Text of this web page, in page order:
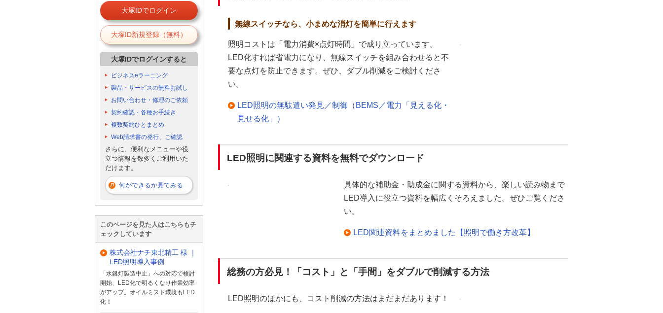
無線スイッチなら、小まめな消灯を簡単に行えます
照明コストは「電力消費×点灯時間」で成り立っています。
LED化すれば省電力になり、無線スイッチを組み合わせると不
要な点灯を防止できます。ぜひ、ダブル削減をご検討くださ
い。
LED照明の無駄遣い発見／制御（BEMS／電力「見える化・
見せる化」）
LED照明に関連する資料を無料でダウンロード
具体的な補助金・助成金に関する資料から、楽しい読み物まで
LED導入に役立つ資料を幅広くそろえました。ぜひご覧くださ
い。
LED関連資料をまとめました【照明で働き方改革】
総務の方必見！「コスト」と「手間」をダブルで削減する方法
LED照明のほかにも、コスト削減の方法はまだまだあります！
大塚IDでログイン
大塚ID新規登録（無料）
大塚IDでログインすると
ビジネスeラーニング
製品・サービスの無料お試し
お問い合わせ・修理のご依頼
契約確認・各種お手続き
複数契約ひとまとめ
Web請求書の発行、ご確認
さらに、便利なメニューや役
立つ情報を数多くご利用いた
だけます。
何ができるか見てみる
このページを見た人はこちらもチ
ェックしています
株式会社ナチ東北精工 様 ｜
LED照明導入事例
「水銀灯製造中止」への対応で検討
開始、LED化で明るくなり作業効率
がアップ。オイルミスト環境もLED
化！